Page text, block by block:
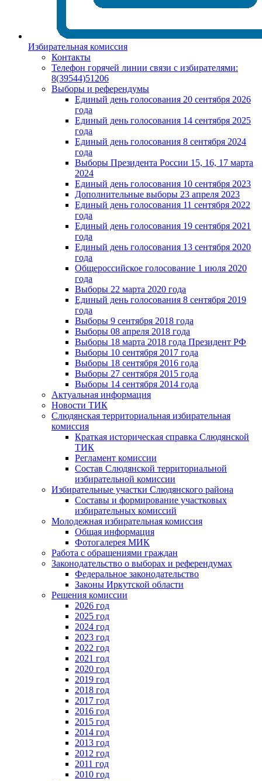
Избирательная комиссия
Контакты
Телефон горячей линии связи с избирателями:
8(39544)51206
Выборы и референдумы
Единый день голосования 20 сентября 2026
года
Единый день голосования 14 сентября 2025
года
Единый день голосования 8 сентября 2024
года
Выборы Президента России 15, 16, 17 марта
2024
Единый день голосования 10 сентября 2023
Дополнительные выборы 23 апреля 2023
Единый день голосования 11 сентября 2022
года
Единый день голосования 19 сентября 2021
года
Единый день голосования 13 сентября 2020
года
Общероссийское голосование 1 июля 2020
года
Выборы 22 марта 2020 года
Единый день голосования 8 сентября 2019
года
Выборы 9 сентября 2018 года
Выборы 08 апреля 2018 года
Выборы 18 марта 2018 года Президент РФ
Выборы 10 сентября 2017 года
Выборы 18 сентября 2016 года
Выборы 27 сентября 2015 года
Выборы 14 сентября 2014 года
Актуальная информация
Новости ТИК
Слюдянская территориальная избирательная
комиссия
Краткая историческая справка Слюдянской
ТИК
Регламент комиссии
Состав Слюдянской территориальной
избирательной комиссии
Избирательные участки Слюдянского района
Составы и формирование участковых
избирательных комиссий
Молодежная избирательная комиссия
Общая информация
Фотогалерея МИК
Работа с обращениями граждан
Законодательство о выборах и референдумах
Федеральное законодательство
Законы Иркутской области
Решения комиссии
2026 год
2025 год
2024 год
2023 год
2022 год
2021 год
2020 год
2019 год
2018 год
2017 год
2016 год
2015 год
2014 год
2013 год
2012 год
2011 год
2010 год